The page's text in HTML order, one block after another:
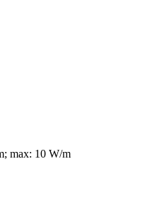
max: 10 W/m